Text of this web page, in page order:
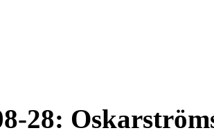
28: